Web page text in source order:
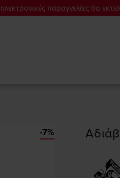
παραγγελίες θα
-7%